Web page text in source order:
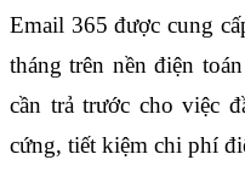
Email 365 được cung
tháng trên nền điện
cần trả trước cho việc
cứng, tiết kiệm chi phí